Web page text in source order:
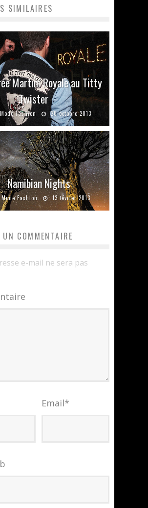
SIMILAIRES
Martini Royale au Titty
Twister
Fashion 20 octobre 2013
Namibian Nights
Mode Fashion 13 février 2013
COMMENTAIRE
e-mail ne sera pas
Email*